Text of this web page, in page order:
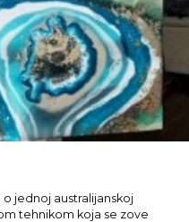
jednoj australijanskoj
tehnikom koja se zove